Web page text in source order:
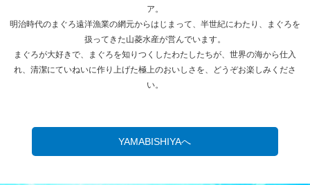
ア。
明治時代のまぐろ遠洋漁業の網元からはじまって、半世紀にわたり、まぐろを
扱ってきた山菱水産が営んでいます。
まぐろが大好きで、まぐろを知りつくしたわたしたちが、世界の海から仕入
れ、清潔にていねいに作り上げた極上のおいしさを、どうぞお楽しみくださ
い。
YAMABISHIYAへ